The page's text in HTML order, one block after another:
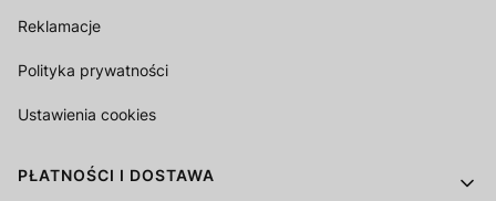
Reklamacje
Polityka prywatności
Ustawienia cookies
PŁATNOŚCI I DOSTAWA